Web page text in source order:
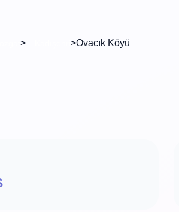
> >Ovacık Köyü